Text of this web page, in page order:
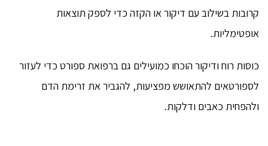
קרובות בשילוב עם דיקור או הקזה כדי לספק תוצאות
אופטימליות.
כוסות רוח ודיקור הוכחו כמועילים גם ברפואת ספורט כדי לעזור
לספורטאים להתאושש מפציעות, להגביר את זרימת הדם
ולהפחית כאבים ודלקות.